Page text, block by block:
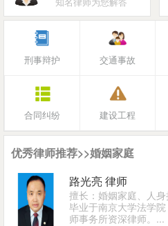
刑事辩护 交通事故
合同纠纷 建设工程
优秀律师推荐>>婚姻家庭
路光亮 律师
擅长：婚姻家庭、人
毕业于南京大学法学
师事务所资深律师。...